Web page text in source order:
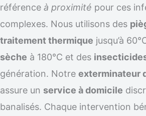
référence à proximité pour ces
complexes. Nous utilisons des
traitement thermique jusqu’à
sèche à 180°C et des
génération. Notre exterminateur
assure un service à domicile
banalisés. Chaque intervention